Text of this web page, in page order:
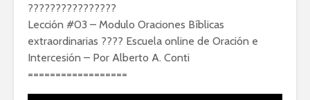
????????????????
Lección #03 – Modulo Oraciones Bíblicas
extraordinarias ???? Escuela online de Oración e
Intercesión – Por Alberto A. Conti
==================